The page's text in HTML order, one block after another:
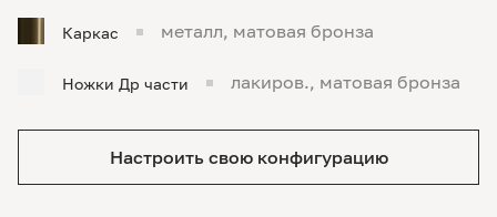
Каркас металл, матовая бронза
Ножки Др части лакиров., матовая бронза
Настроить свою конфигурацию